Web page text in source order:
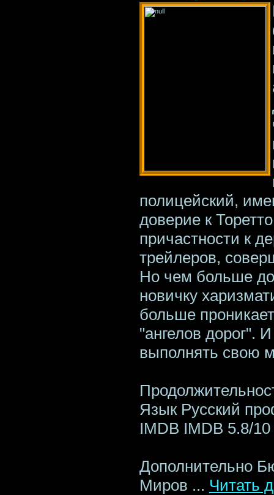
полицейский,
доверие к
причастности к
трейлеров,
Но чем больше
новичку
больше
"ангелов дорог".
выполнять свою
Язык Русский
IMDB IMDB 5.8/
Дополнительно
Миров ... Читать